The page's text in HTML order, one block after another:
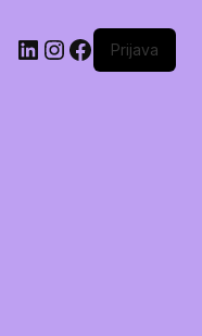
Prijava